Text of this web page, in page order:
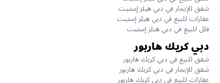
شقق للإيجار في دبي هيلز إستيت
عقارات للبيع في دبي هيلز إستيت
فلل للبيع في دبي هيلز إستيت
دبي كريك هاربور
شقق للبيع في دبي كريك هاربور
شقق للإيجار في دبي كريك هاربور
عقارات للبيع في دبي كريك هاربور